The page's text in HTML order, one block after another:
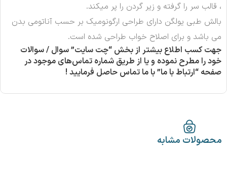
، قالب سر را گرفته و زیر گردن را پر میکند.
بالش طبی یولگن دارای طراحی ارگونومیک بر حسب آناتومی بدن
می باشد و برای اصلاح خواب طراحی شده است.
جهت کسب اطلاع بیشتر از بخش “چت سایت” سوال / سوالات
خود را مطرح نموده و یا از طریق شماره تماس‌های موجود در
صفحه “ارتباط با ما” با ما تماس حاصل فرمایید !
محصولات مشابه